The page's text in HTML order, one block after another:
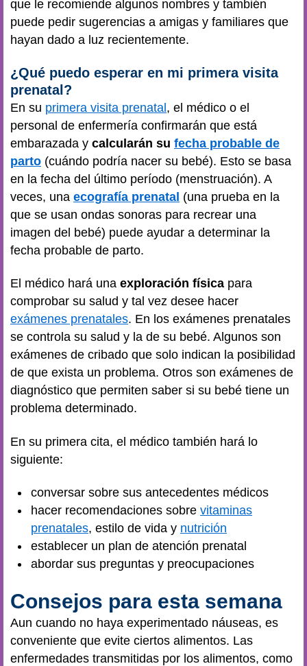
que le recomiende algunos nombres y también
puede pedir sugerencias a amigas y familiares que
hayan dado a luz recientemente.
¿Qué puedo esperar en mi primera visita
prenatal?
En su primera visita prenatal, el médico o el
personal de enfermería confirmarán que está
embarazada y calcularán su fecha probable de
parto (cuándo podría nacer su bebé). Esto se basa
en la fecha del último período (menstruación). A
veces, una ecografía prenatal (una prueba en la
que se usan ondas sonoras para recrear una
imagen del bebé) puede ayudar a determinar la
fecha probable de parto.
El médico hará una exploración física para
comprobar su salud y tal vez desee hacer
exámenes prenatales. En los exámenes prenatales
se controla su salud y la de su bebé. Algunos son
exámenes de cribado que solo indican la posibilidad
de que exista un problema. Otros son exámenes de
diagnóstico que permiten saber si su bebé tiene un
problema determinado.
En su primera cita, el médico también hará lo
siguiente:
conversar sobre sus antecedentes médicos
hacer recomendaciones sobre vitaminas
prenatales, estilo de vida y nutrición
establecer un plan de atención prenatal
abordar sus preguntas y preocupaciones
Consejos para esta semana
Aun cuando no haya experimentado náuseas, es
conveniente que evite ciertos alimentos. Las
enfermedades transmitidas por los alimentos, como